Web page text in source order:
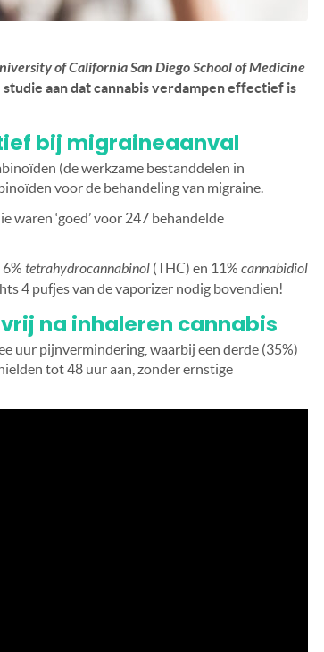
of California San Diego School of Medicine
aan dat cannabis verdampen effectief is
bij migraineaanval
(de werkzame bestanddelen in
voor de behandeling van migraine.
waren ‘goed’ voor 247 behandelde
tetrahydrocannabinol (THC) en 11% cannabidiol
4 pufjes van de vaporizer nodig bovendien!
na inhaleren cannabis
uur pijnvermindering, waarbij een derde (35%)
tot 48 uur aan, zonder ernstige